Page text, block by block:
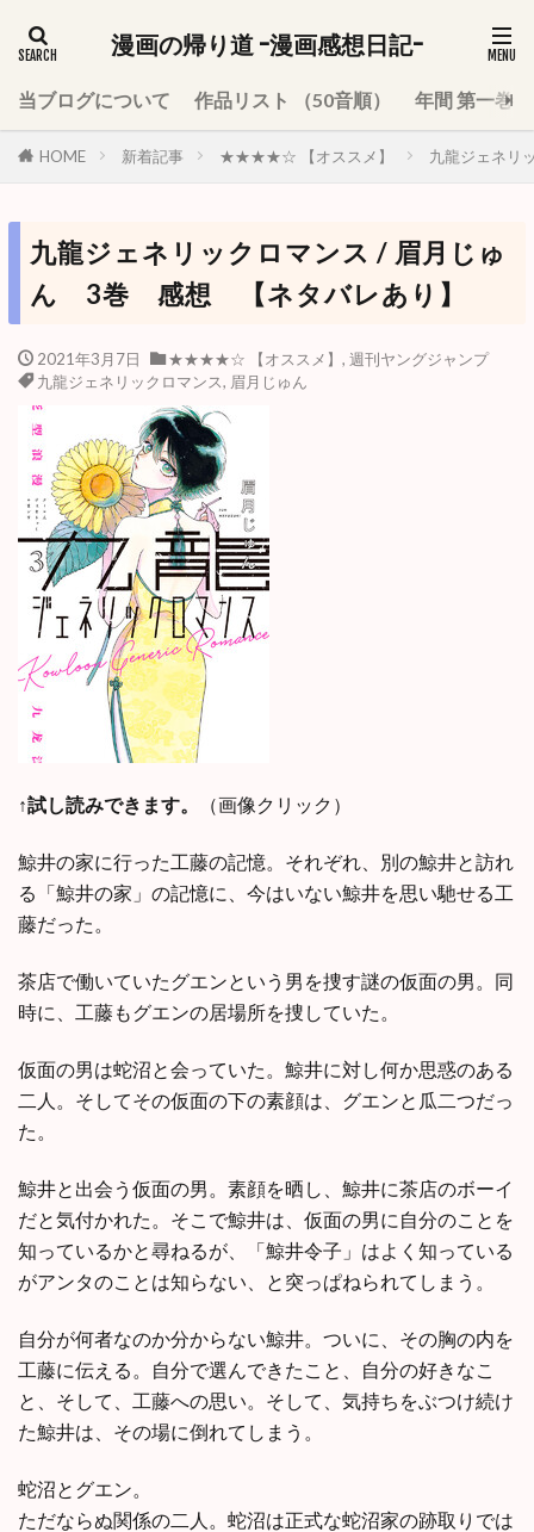
漫画の帰り道 -漫画感想日記-
当ブログについて 作品リスト （50音順） 年間 第一巻
HOME 新着記事 ★★★★☆ 【オススメ】 九龍ジェネ
九龍ジェネリックロマンス / 眉月じゅ
ん 3巻 感想 【ネタバレあり】
2021年3月7日 ★★★★☆ 【オススメ】 , 週刊ヤングジャンプ
九龍ジェネリックロマンス, 眉月じゅん
↑試し読みできます。 （画像クリック）
鯨井の家に行った工藤の記憶。それぞれ、別の鯨井と訪れ
る「鯨井の家」の記憶に、今はいない鯨井を思い馳せる工
藤だった。
茶店で働いていたグエンという男を捜す謎の仮面の男。同
時に、工藤もグエンの居場所を捜していた。
仮面の男は蛇沼と会っていた。鯨井に対し何か思惑のある
二人。そしてその仮面の下の素顔は、グエンと瓜二つだっ
た。
鯨井と出会う仮面の男。素顔を晒し、鯨井に茶店のボーイ
だと気付かれた。そこで鯨井は、仮面の男に自分のことを
知っているかと尋ねるが、「鯨井令子」はよく知っている
がアンタのことは知らない、と突っぱねられてしまう。
自分が何者なのか分からない鯨井。ついに、その胸の内を
工藤に伝える。自分で選んできたこと、自分の好きなこ
と、そして、工藤への思い。そして、気持ちをぶつけ続け
た鯨井は、その場に倒れてしまう。
蛇沼とグエン。
ただならぬ関係の二人。蛇沼は正式な蛇沼家の跡取りでは